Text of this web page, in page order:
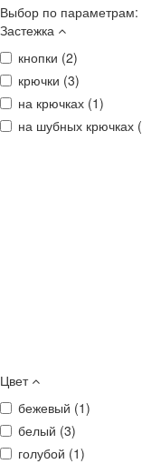
Выбор по параметрам:
Застежка
кнопки (2)
крючки (3)
на крючках (1)
на шубных крючках (
Цвет
бежевый (1)
белый (3)
голубой (1)